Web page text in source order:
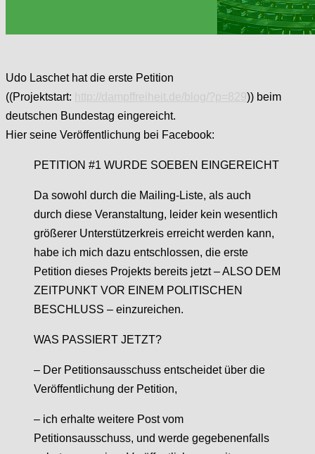
Udo Laschet hat die erste Petition
((Projektstart:
)) beim
deutschen Bundestag eingereicht.
Hier seine Veröffentlichung bei Facebook:
PETITION #1 WURDE SOEBEN EINGEREICHT
Da sowohl durch die Mailing-Liste, als auch
durch diese Veranstaltung, leider kein wesentlich
größerer Unterstützerkreis erreicht werden kann,
habe ich mich dazu entschlossen, die erste
Petition dieses Projekts bereits jetzt – ALSO DEM
ZEITPUNKT VOR EINEM POLITISCHEN
BESCHLUSS – einzureichen.
WAS PASSIERT JETZT?
– Der Petitionsausschuss entscheidet über die
Veröffentlichung der Petition,
– ich erhalte weitere Post vom
Petitionsausschuss, und werde gegebenenfalls